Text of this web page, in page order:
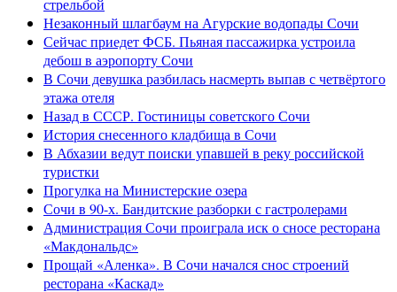
стрельбой
Незаконный шлагбаум на Агурские водопады Сочи
Сейчас приедет ФСБ. Пьяная пассажирка устроила
дебош в аэропорту Сочи
В Сочи девушка разбилась насмерть выпав с четвёртого
этажа отеля
Назад в СССР. Гостиницы советского Сочи
История снесенного кладбища в Сочи
В Абхазии ведут поиски упавшей в реку российской
туристки
Прогулка на Министерские озера
Сочи в 90-х. Бандитские разборки с гастролерами
Администрация Сочи проиграла иск о сносе ресторана
«Макдональдс»
Прощай «Аленка». В Сочи начался снос строений
ресторана «Каскад»